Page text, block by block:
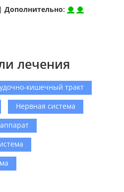
| Дополнительно:
лечения
кишечный тракт
Нервная система